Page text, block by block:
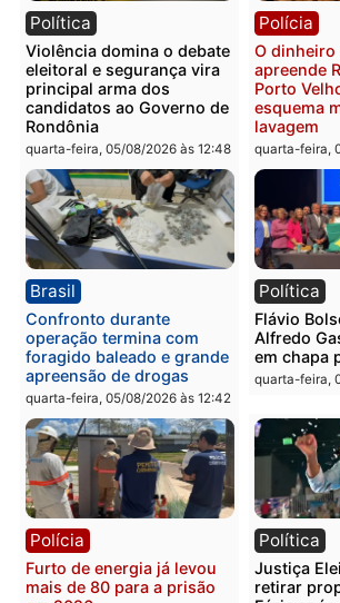
Política
Jônatas França é aprovado
na convenção e
confirmado candidato a
deputado federal pelo
Republicanos
quarta-feira, 05/08/2026 às 15:52
Brasil
TCE
quarta-
Política
Violência domina o debate
eleitoral e segurança vira
principal arma dos
candidatos ao Governo de
Rondônia
O
Porto